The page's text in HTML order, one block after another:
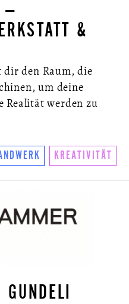
–
&
den Raum, die
um deine
Realität werden zu
KREATIVITÄT